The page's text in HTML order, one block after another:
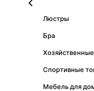
Люстры
Бра
Спортивные
Мебель для